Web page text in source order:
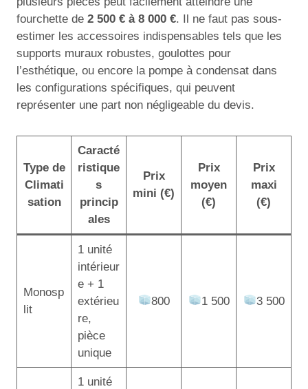
fourchette de 2 500 € à 8 000 €. Il ne faut pas sous-
estimer les accessoires indispensables tels que les
supports muraux robustes, goulottes pour
l’esthétique, ou encore la pompe à condensat dans
les configurations spécifiques, qui peuvent
représenter une part non négligeable du devis.
Type de
Climati
sation
Caracté
ristique
s
princip
ales
Prix
mini (€)
Prix
moyen
(€)
Prix
maxi
(€)
Monosp
lit
1 unité
intérieur
e + 1
extérieu
re,
pièce
unique
800 1 500 3 500
1 unité